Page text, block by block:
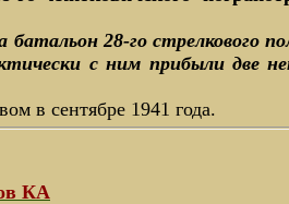
28-го стрелкового
с ним прибыли две
в сентябре 1941 года.
КА